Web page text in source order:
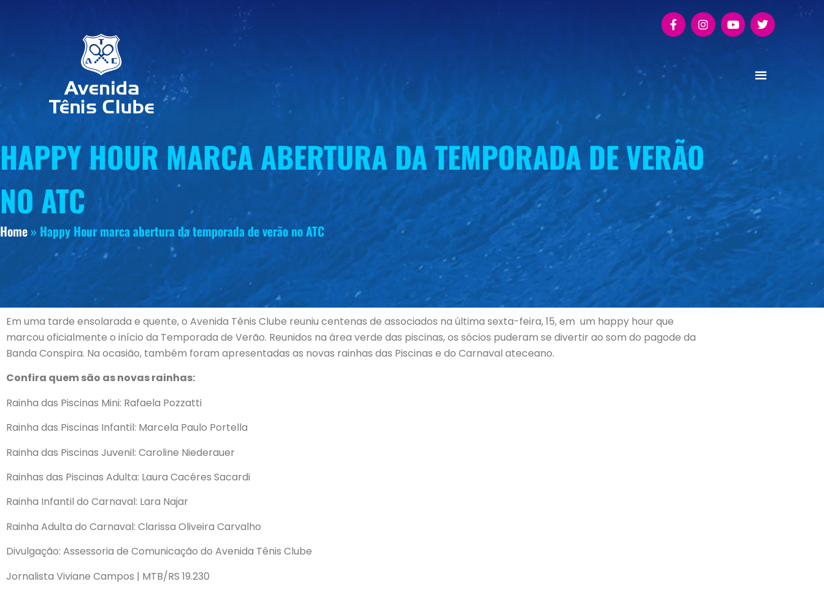
HAPPY HOUR MARCA ABERTURA DA TEMPORADA DE VERÃO
NO ATC
Home » Happy Hour marca abertura da temporada de verão no ATC
Em uma tarde ensolarada e quente, o Avenida Tênis Clube reuniu centenas de associados na última sexta-feira, 15, em um happy hour que
marcou oficialmente o início da Temporada de Verão. Reunidos na área verde das piscinas, os sócios puderam se divertir ao som do pagode da
Banda Conspira. Na ocasião, também foram apresentadas as novas rainhas das Piscinas e do Carnaval ateceano.
Confira quem são as novas rainhas:
Rainha das Piscinas Mini: Rafaela Pozzatti
Rainha das Piscinas Infantil: Marcela Paulo Portella
Rainha das Piscinas Juvenil: Caroline Niederauer
Rainhas das Piscinas Adulta: Laura Cacéres Sacardi
Rainha Infantil do Carnaval: Lara Najar
Rainha Adulta do Carnaval: Clarissa Oliveira Carvalho
Divulgação: Assessoria de Comunicação do Avenida Tênis Clube
Jornalista Viviane Campos | MTB/RS 19.230